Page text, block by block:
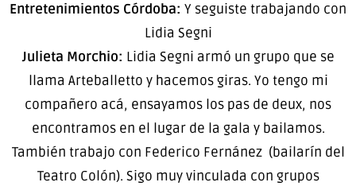
Entretenimientos Córdoba: Y seguiste trabajando con
Lidia Segni
Julieta Morchio: Lidia Segni armó un grupo que se
llama Arteballetto y hacemos giras. Yo tengo mi
compañero acá, ensayamos los pas de deux, nos
encontramos en el lugar de la gala y bailamos.
También trabajo con Federico Fernánez (bailarín del
Teatro Colón). Sigo muy vinculada con grupos